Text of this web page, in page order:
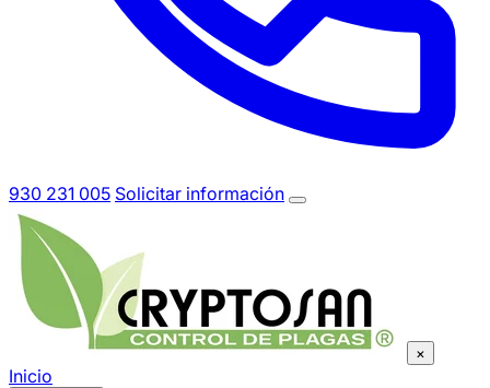
930 231 005 Solicitar información
×
Inicio